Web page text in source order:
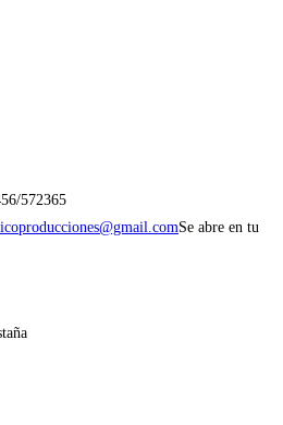
572365
Se abre en tu